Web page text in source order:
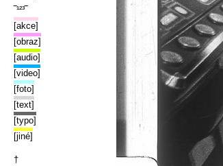
‾¹²³‾
[akce]
[obraz]
[audio]
[video]
[foto]
[text]
[typo]
[jiné]
†